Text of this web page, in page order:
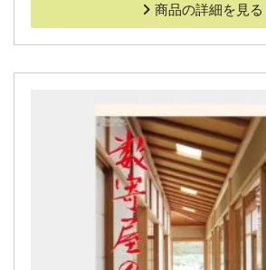
商品の詳細を見る